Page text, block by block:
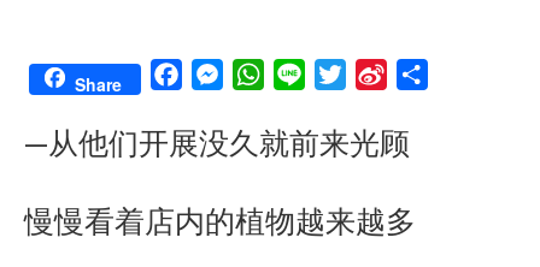
Share
c
o
s
n
W
a
A
n
i
e
n
e
—从他们开展没久就前来光顾
慢慢看着店内的植物越来越多